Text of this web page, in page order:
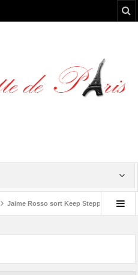
Jaime Rosso sort Keep Stepping, son